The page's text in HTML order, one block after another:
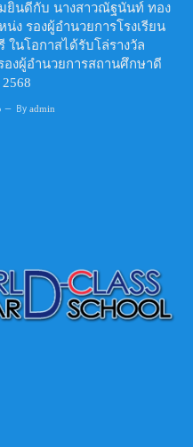
ยินดีกับ นางสาวณัฐนันท์ ทอง
ง รองผู้อำนวยการโรงเรียน
ในโอกาสได้รับโล่รางวัล
องผู้อำนวยการสถานศึกษาดี
By admin